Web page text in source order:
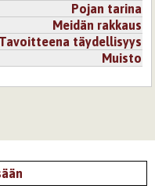
Pojan tarina
Meidän rakkaus
Tavoitteena täydellisyys
Muisto